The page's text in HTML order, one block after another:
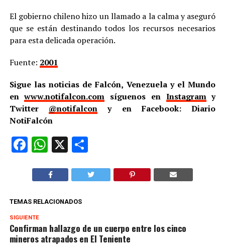
El gobierno chileno hizo un llamado a la calma y aseguró
que se están destinando todos los recursos necesarios
para esta delicada operación.
Fuente: 2001
Sigue las noticias de Falcón, Venezuela y el Mundo
enwww.notifalcon.com síguenos en Instagramy
Twitter @notifalcon y en Facebook: Diario
NotiFalcón
Facebook
WhatsApp
X Compartir
TEMAS RELACIONADOS
SIGUIENTE
Confirman hallazgo de un cuerpo entre los cinco
mineros atrapados en El Teniente